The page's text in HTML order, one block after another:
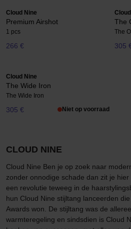
Cloud Nine
Premium Airshot
1 pcs
266 €
The
The
305
Cloud Nine
The Wide Iron
The Wide Iron
305 € Niet op voorraad
CLOUD NINE
Cloud Nine Ben je op zoek naar
zonder onnodige schade dan zit je
een revolutie teweeg in de
hun Cloud Nine stijltang lanceerden
Awards won. De stijltang was de
warmteregeling en sindsdien is Cloud